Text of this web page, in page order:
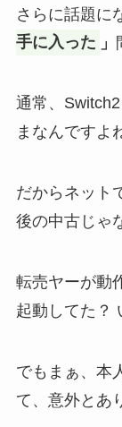
さらに話題に
手に入った 」
通常、
まなんですよ
だからネット
後の中古じゃ
転売ヤーが動
起動してた？
でもまぁ、本
て、意外とあ